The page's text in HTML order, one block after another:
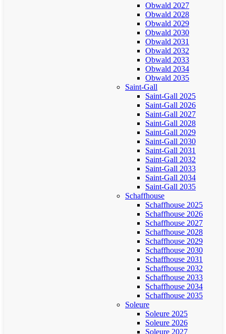
Obwald 2027
Obwald 2028
Obwald 2029
Obwald 2030
Obwald 2031
Obwald 2032
Obwald 2033
Obwald 2034
Obwald 2035
Saint-Gall
Saint-Gall 2025
Saint-Gall 2026
Saint-Gall 2027
Saint-Gall 2028
Saint-Gall 2029
Saint-Gall 2030
Saint-Gall 2031
Saint-Gall 2032
Saint-Gall 2033
Saint-Gall 2034
Saint-Gall 2035
Schaffhouse
Schaffhouse 2025
Schaffhouse 2026
Schaffhouse 2027
Schaffhouse 2028
Schaffhouse 2029
Schaffhouse 2030
Schaffhouse 2031
Schaffhouse 2032
Schaffhouse 2033
Schaffhouse 2034
Schaffhouse 2035
Soleure
Soleure 2025
Soleure 2026
Soleure 2027